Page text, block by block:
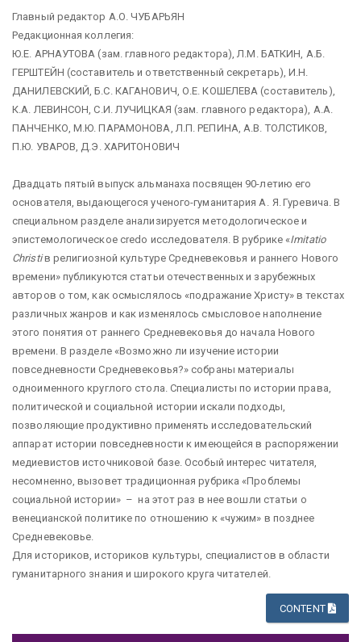
Главный редактор А.О. ЧУБАРЬЯН
Редакционная коллегия:
Ю.Е. АРНАУТОВА (зам. главного редактора), Л.М. БАТКИН, А.Б.
ГЕРШТЕЙН (составитель и ответственный секретарь), И.Н.
ДАНИЛЕВСКИЙ, Б.С. КАГАНОВИЧ, О.Е. КОШЕЛЕВА (составитель),
К.А. ЛЕВИНСОН, С.И. ЛУЧИЦКАЯ (зам. главного редактора), А.А.
ПАНЧЕНКО, М.Ю. ПАРАМОНОВА, Л.П. РЕПИНА, А.В. ТОЛСТИКОВ,
П.Ю. УВАРОВ, Д.Э. ХАРИТОНОВИЧ
Двадцать пятый выпуск альманаха посвящен 90-летию его
основателя, выдающегося ученого-гуманитарияА. Я. Гуревича. В
специальном разделе анализируется методологическое и
эпистемологическое credo исследователя. В рубрике «Imitatio
Christiв религиозной культуре Средневековья и раннего Нового
времени» публикуются статьи отечественных и зарубежных
авторов о том, как осмыслялось «подражание Христу» в текстах
различных жанров и как изменялось смысловое наполнение
этого понятия от раннего Средневековья до начала Нового
времени. В разделе «Возможно ли изучение истории
повседневности Средневековья?» собраны материалы
одноименного круглого стола. Специалисты по истории права,
политической и социальной истории искали подходы,
позволяющие продуктивно применять исследовательский
аппарат истории повседневности к имеющейся в распоряжении
медиевистов источниковой базе. Особый интерес читателя,
несомненно, вызовет традиционная рубрика «Проблемы
социальной истории» – на этот раз в нее вошли статьи о
венецианской политике по отношению к «чужим» в позднее
Средневековье.
Для историков, историков культуры, специалистов в области
гуманитарного знания и широкого круга читателей.
CONTENT